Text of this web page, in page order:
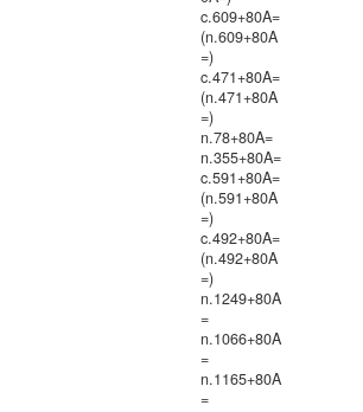
c.609+80A=
(n.609+80A
=)
c.471+80A=
(n.471+80A
=)
n.78+80A=
n.355+80A=
c.591+80A=
(n.591+80A
=)
c.492+80A=
(n.492+80A
=)
n.1249+80A
=
n.1066+80A
=
n.1165+80A
=